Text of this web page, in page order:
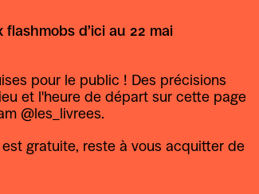
d’ici au 22 mai
pour le public ! Des précisions
et l'heure de départ sur cette page
@les_livrees.
gratuite, reste à vous acquitter de